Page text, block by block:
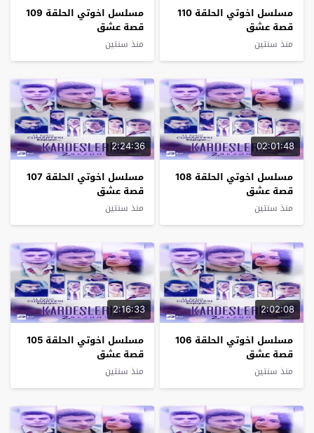
مسلسل اخوتي الحلقة 110
قصة عشق
منذ سنتين
مسلسل اخوتي الحلقة 109
قصة عشق
منذ سنتين
02:01:48
مسلسل اخوتي الحلقة 108
قصة عشق
منذ سنتين
2:24:36
مسلسل اخوتي الحلقة 107
قصة عشق
منذ سنتين
2:02:08
مسلسل اخوتي الحلقة 106
قصة عشق
منذ سنتين
2:16:33
مسلسل اخوتي الحلقة 105
قصة عشق
منذ سنتين